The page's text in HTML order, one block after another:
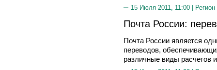
15 Июля 2011, 11:00 |
Почта России:
Почта России является
переводов,
различные виды расчетов